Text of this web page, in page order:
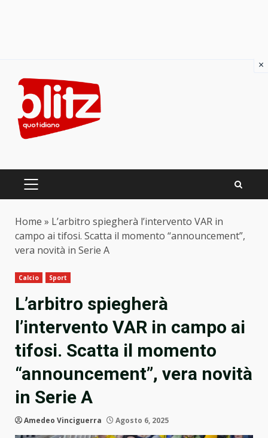
content
PRIMARY
Home » L’arbitro spiegherà l’intervento VAR in
campo ai tifosi. Scatta il momento “announcement”,
vera novità in Serie A
Calcio Sport
L’arbitro spiegherà
l’intervento VAR in campo ai
tifosi. Scatta il momento
“announcement”, vera novità
in Serie A
Amedeo Vinciguerra Agosto 6, 2025
×